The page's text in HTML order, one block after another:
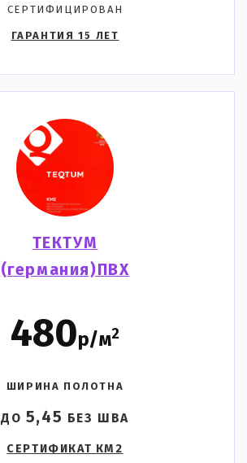
СЕРТИФИЦИРОВАН
ГАРАНТИЯ 15 ЛЕТ
ТЕКТУМ
(германия)ПВХ
480р/м2
ШИРИНА ПОЛОТНА
ДО 5,45 БЕЗ ШВА
СЕРТИФИКАТ КМ2